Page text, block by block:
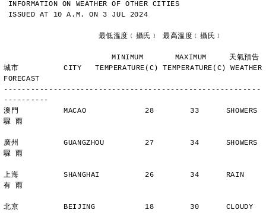
INFORMATION ON WEATHER OF OTHER CITIES
ISSUED AT 10 A.M. ON 3 JUL 2024
                     最低溫度﹝攝氏﹞ 最高溫度﹝攝氏﹞
                        MINIMUM       MAXIMUM     天氣預告
城市          CITY   TEMPERATURE(C) TEMPERATURE(C) WEATHER
FORECAST
---------------------------------------------------------
----------
澳門          MACAO             28        33      SHOWERS
驟 雨
廣州          GUANGZHOU         27        34      SHOWERS
驟 雨
上海          SHANGHAI          26        34      RAIN
有 雨
北京          BEIJING           18        30      CLOUDY